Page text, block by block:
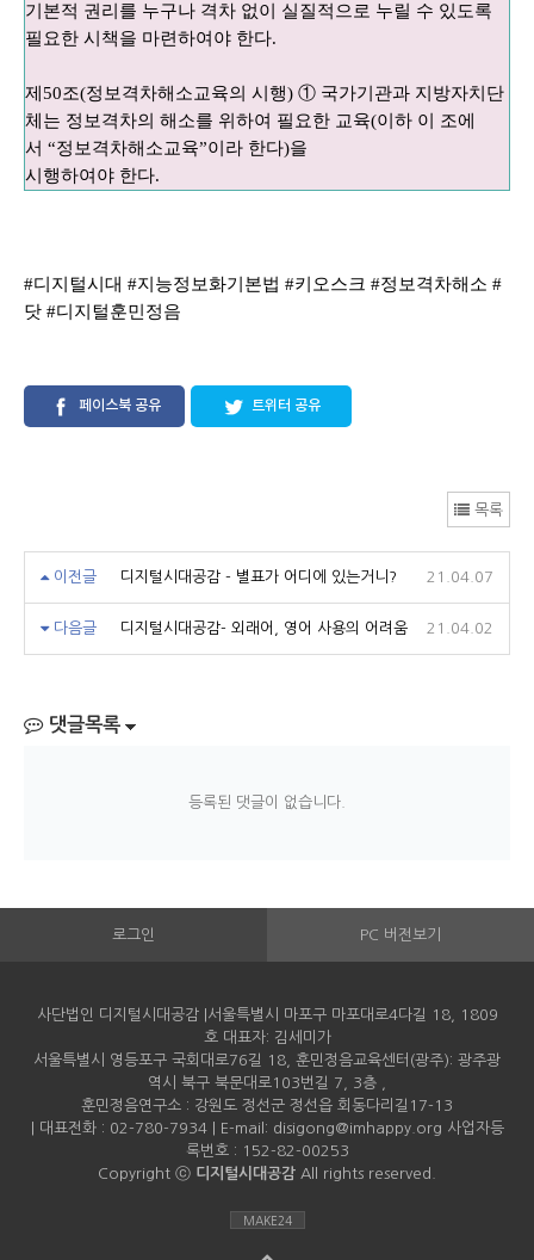
기본적 권리를 누구나 격차 없이 실질적으로 누릴 수 있도록
필요한 시책을 마련하여야 한다.
제 50조(정보격차해소교육의 시행) ① 국가기관과 지방자치단
체는 정보격차의 해소를 위하여 필요한 교육(이하 이 조에
서 “정보격차해소교육”이라 한다)을
시행하여야 한다.
#디지털시대 #지능정보화기본법 #키오스크 #정보격차해소 #
닷 #디지털훈민정음
페이스북 공유 트위터 공유
목록
이전글 디지털시대공감 - 별표가 어디에 있는거니? 21.04.07
다음글 디지털시대공감- 외래어, 영어 사용의 어려움 21.04.02
댓글목록
등록된 댓글이 없습니다.
로그인 PC 버전보기
사단법인 디지털시대공감 |서울특별시 마포구 마포대로4다길 18, 1809
호 대표자: 김세미가
서울특별시 영등포구 국회대로76길 18, 훈민정음교육센터(광주): 광주광
역시 북구 북문대로103번길 7, 3층 ,
훈민정음연구소 : 강원도 정선군 정선읍 회동다리길17-13
| 대표전화 : 02-780-7934 | E-mail: disigong@imhappy.org 사업자등
록번호 : 152-82-00253
Copyright ⓒ 디지털시대공감 All rights reserved.
MAKE24